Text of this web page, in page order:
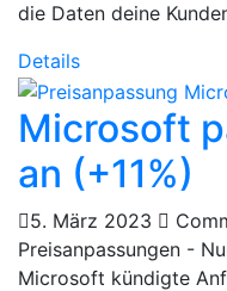
die Daten deine
Details
Microsoft
an (+11%)
5. März 2023
Preisanpassungen -
Microsoft kündigte